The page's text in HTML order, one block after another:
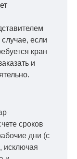
если
кран
и
сроков
дни (с
исключая